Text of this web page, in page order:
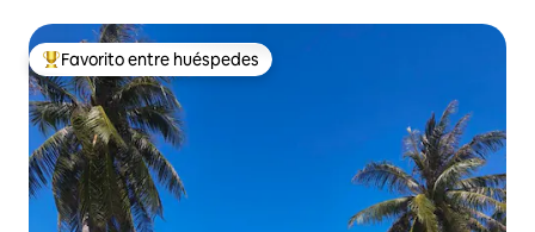
De los mejores en Favorito entre huéspedes
Favorito entre huéspedes